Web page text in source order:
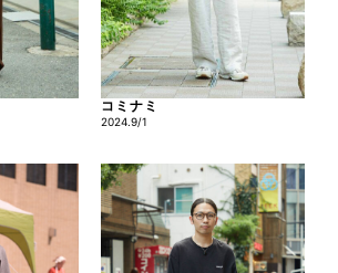
コミナミ
2024.9/1